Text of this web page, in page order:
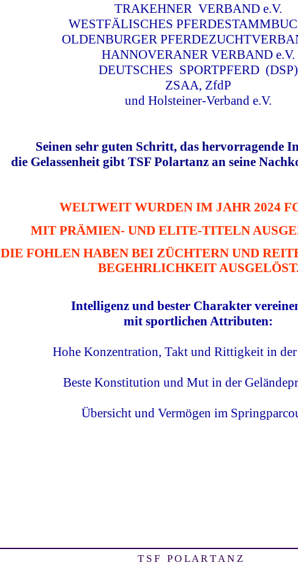
TRAKEHNER VERBAND e.V.
WESTFÄLISCHES
OLDENBURGER
HANNOVERANER VERBAND e.V.
DEUTSCHES SPORTPFERD (DSP)
ZSAA, ZfdP
und Holsteiner-Verband e.V.
Seinen sehr guten Schritt, das hervorragende
die Gelassenheit gibt TSF Polartanz an seine
WELTWEIT WURDEN IM JAHR 2024
MIT PRÄMIEN- UND ELITE-TITELN
DIE FOHLEN HABEN BEI ZÜCHTERN UND
BEGEHRLICHKEIT
Intelligenz und bester Charakter
mit sportlichen Attributen:
Hohe Konzentration, Takt und Rittigkeit in der
Beste Konstitution und Mut in der
Übersicht und Vermögen im
T S F P O L A R T A N Z